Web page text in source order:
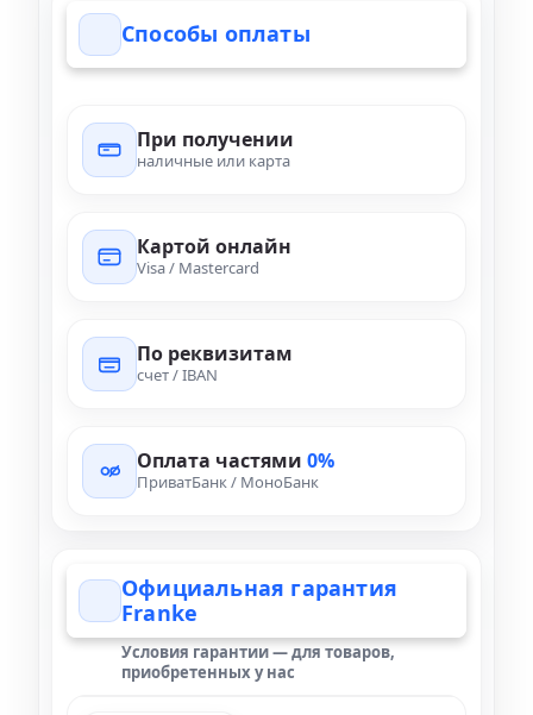
Способы оплаты
При получении
наличные или карта
Картой онлайн
Visa / Mastercard
По реквизитам
счет / IBAN
Оплата частями 0%
ПриватБанк / МоноБанк
Официальная гарантия
Franke
Условия гарантии — для товаров,
приобретенных у нас